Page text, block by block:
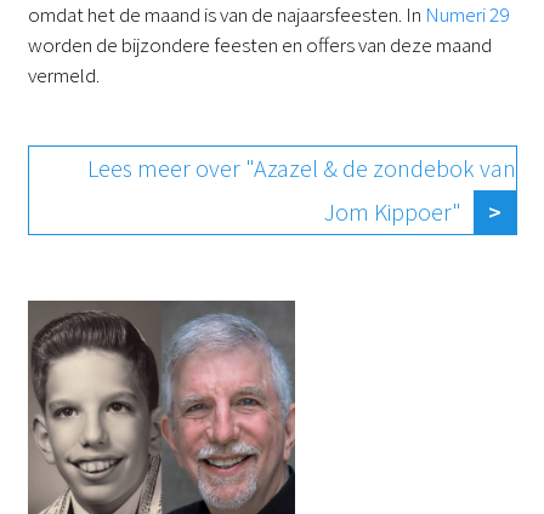
omdat het de maand is van de najaarsfeesten. In Numeri 29
worden de bijzondere feesten en offers van deze maand
vermeld.
Lees meer over "Azazel & de zondebok van
Jom Kippoer"